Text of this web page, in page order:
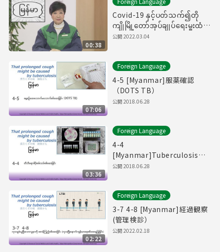
00:38
Covid-19 နှင့်ပတ်သက်၍တို
ကျိုမြို့တော်အုပ်ချုပ်ရေးမှူးထံမှ
အမှာစကား（新型コロナウイル
公開2022.03.04
07:06
Foreign Language
4-5 [Myanmar]服薬確認
（DOTS TB）
公開2018.06.28
03:36
Foreign Language
4-4
[Myanmar]Tuberculosis
Germ Examination.
公開2018.06.28
02:22
Foreign Language
3-7 4-8 [Myanmar]経過観察
(管理検診）
公開2022.02.18